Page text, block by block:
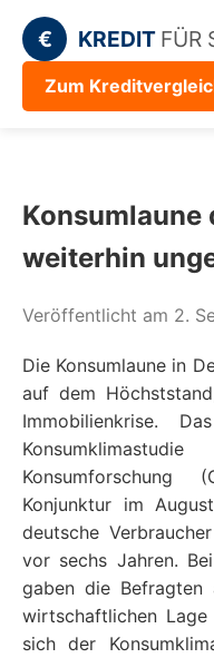
€ KREDIT FÜR
Zum
Konsumlaune
weiterhin
Veröffentlicht am 2.
Die Konsumlaune in
auf dem
Immobilienkrise.
Konjunktur im
deutsche
vor sechs Jahren.
gaben die Befragten
wirtschaftlichen
sich der